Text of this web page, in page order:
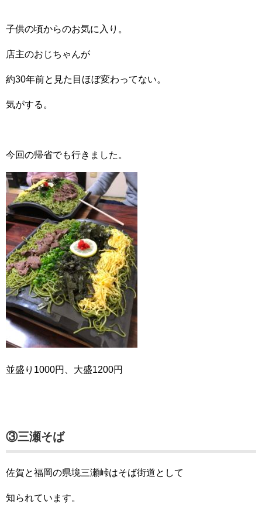
子供の頃からのお気に入り。
店主のおじちゃんが
約30年前と見た目ほぼ変わってない。
気がする。
今回の帰省でも行きました。
並盛り1000円、大盛1200円
③三瀬そば
佐賀と福岡の県境三瀬峠はそば街道として
知られています。